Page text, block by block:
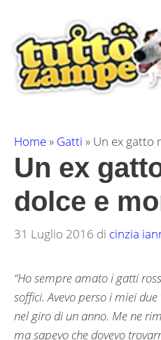
contenuto
Home» Gatti » Un ex gatto
Un ex
dolce e
31 Luglio 2016 di cinzia
“Ho sempre amato i gatti
soffici. Avevo perso i miei
nel giro di un anno. Me ne
ma sapevo che dovevo